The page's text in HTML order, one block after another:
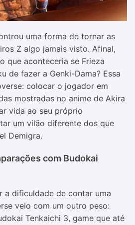
uma forma de tornar as
Z algo jamais visto. Afinal,
que aconteceria se Frieza
de fazer a Genki-Dama? Essa
colocar o jogador em
mostradas no anime de Akira
vida ao seu próprio
um vilão diferente dos que
Demigra.
com Budokai
a dificuldade de contar uma
veio com um outro peso:
Tenkaichi 3, game que até